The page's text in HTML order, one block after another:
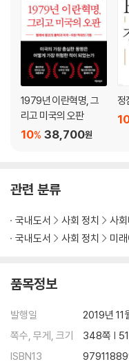
1979년 이란혁명, 그
리고 미국의 오판
38,700원
10%
정
관련 분류
국내도서 사회 정치 사
국내도서
사회 정치 미
품목정보
발행일
2019년 11
쪽수, 무게, 크기
348쪽 |
ISBN13